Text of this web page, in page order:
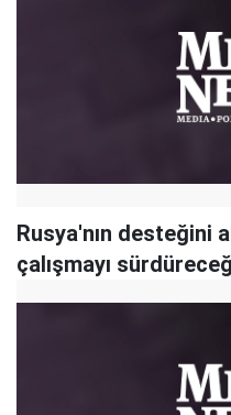
Rusya'nın desteğini
çalışmayı